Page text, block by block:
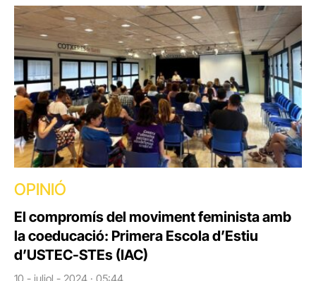
OPINIÓ
El compromís del moviment feminista amb
la coeducació: Primera Escola d’Estiu
d’USTEC-STEs (IAC)